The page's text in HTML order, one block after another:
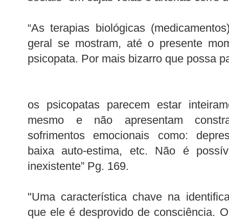
“As terapias biológicas
geral se mostram, até o presente
psicopata. Por mais bizarro que possa
os psicopatas parecem estar
mesmo e não apresentam
sofrimentos emocionais como:
baixa auto-estima, etc. Não é
inexistente” Pg. 169.
"Uma característica chave na
que ele é desprovido de consciência.